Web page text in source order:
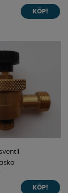
KÖP!
KÖP!